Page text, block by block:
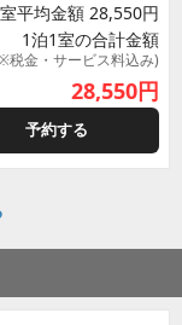
平均金額 28,550円
1泊1室の合計金額
税金・サービス料込み)
28,550円
予約する